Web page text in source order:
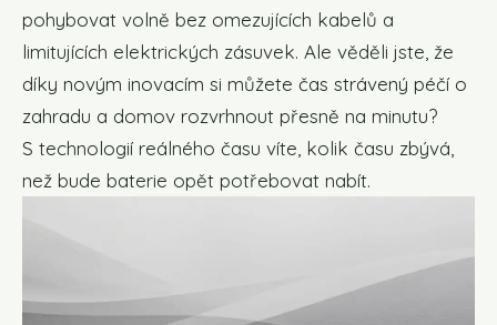
pohybovat volně bez omezujících kabelů a
limitujících elektrických zásuvek. Ale věděli jste, že
díky novým inovacím si můžete čas strávený péčí o
zahradu a domov rozvrhnout přesně na minutu?
S technologií reálného času víte, kolik času zbývá,
než bude baterie opět potřebovat nabít.